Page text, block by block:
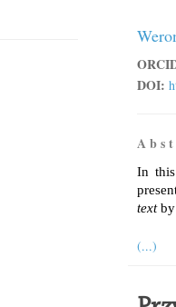
DOI:
A b s
In
textby
(...)